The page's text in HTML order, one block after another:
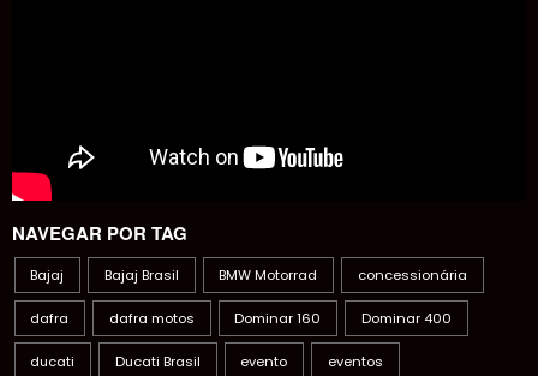
NAVEGAR POR TAG
Bajaj Bajaj Brasil BMW Motorrad concessionária
dafra dafra motos Dominar 160 Dominar 400
ducati Ducati Brasil evento eventos